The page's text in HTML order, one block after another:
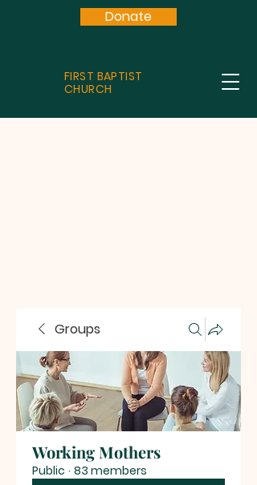
Donate
FIRST BAPTIST
CHURCH
Groups
Working Mothers
Public · 83 members